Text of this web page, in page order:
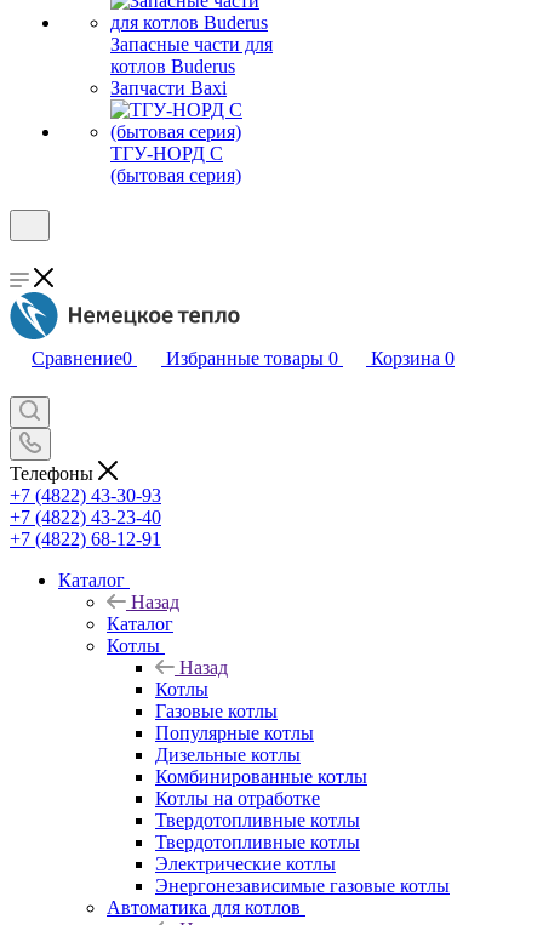
Запасные части для
котлов Buderus
Запчасти Baxi
ТГУ-НОРД С
(бытовая серия)
Сравнение0 Избранные товары 0 Корзина 0
Телефоны
+7 (4822) 43-30-93
+7 (4822) 43-23-40
+7 (4822) 68-12-91
Каталог
Назад
Каталог
Котлы
Назад
Котлы
Газовые котлы
Популярные котлы
Дизельные котлы
Комбинированные котлы
Котлы на отработке
Твердотопливные котлы
Твердотопливные котлы
Электрические котлы
Энергонезависимые газовые котлы
Автоматика для котлов